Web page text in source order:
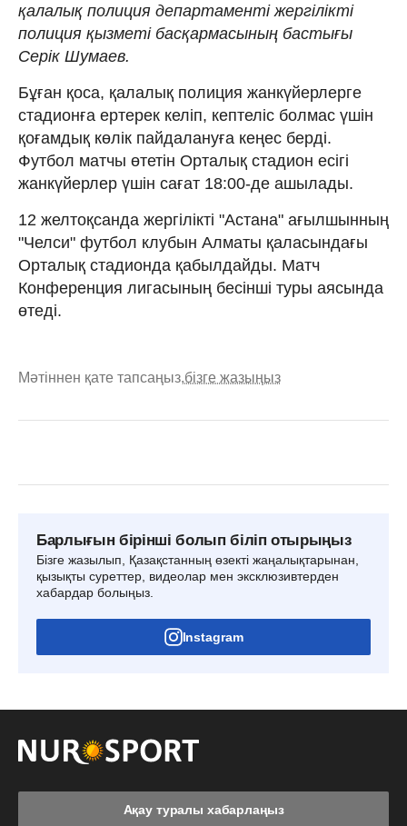
қалалық полиция департаменті жергілікті
полиция қызметі басқармасының бастығы
Серік Шумаев.
Бұған қоса, қалалық полиция жанкүйерлерге
стадионға ертерек келіп, кептеліс болмас үшін
қоғамдық көлік пайдалануға кеңес берді.
Футбол матчы өтетін Орталық стадион есігі
жанкүйерлер үшін сағат 18:00-де ашылады.
12 желтоқсанда жергілікті "Астана" ағылшынның
"Челси" футбол клубын Алматы қаласындағы
Орталық стадионда қабылдайды. Матч
Конференция лигасының бесінші туры аясында
өтеді.
Мәтіннен қате тапсаңыз,бізге жазыңыз
Барлығын бірінші болып біліп отырыңыз
Бізге жазылып, Қазақстанның өзекті жаңалықтарынан,
қызықты суреттер, видеолар мен эксклюзивтерден
хабардар болыңыз.
Instagram
Ақау туралы хабарлаңыз